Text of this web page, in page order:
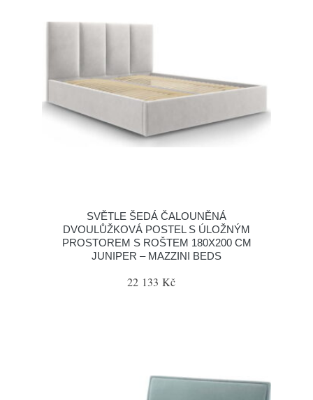
SVĚTLE ŠEDÁ ČALOUNĚNÁ
DVOULŮŽKOVÁ POSTEL S ÚLOŽNÝM
PROSTOREM S ROŠTEM 180X200 CM
JUNIPER – MAZZINI BEDS
22 133 Kč